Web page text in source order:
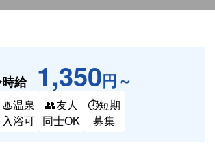
時給 1,350円～
♨温泉
入浴可
👥友人
同士OK
⏱短期
募集